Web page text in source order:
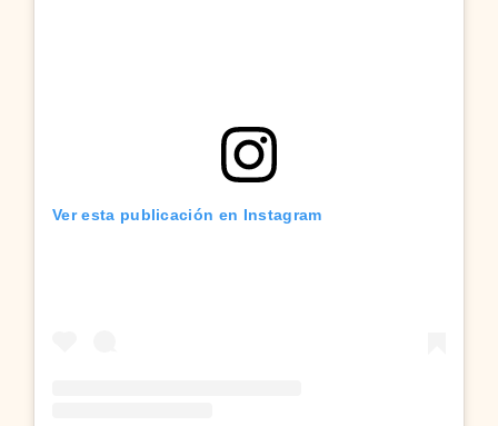
Ver esta publicación en Instagram